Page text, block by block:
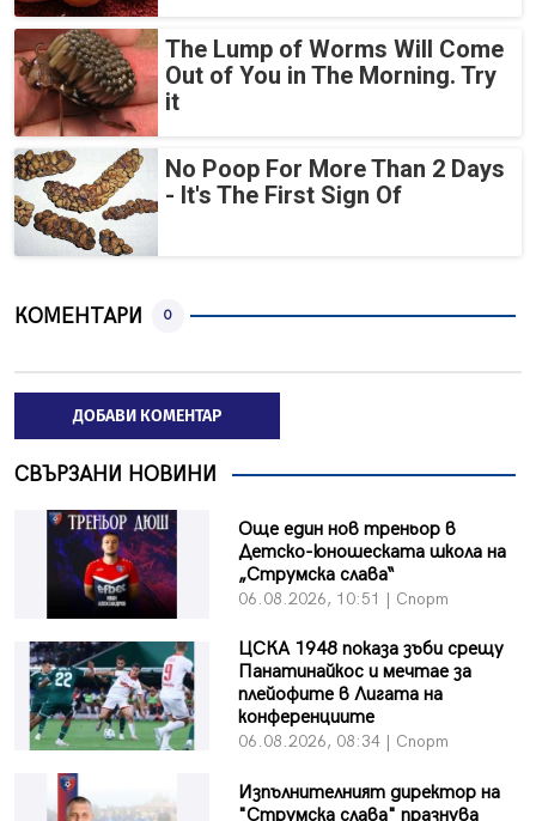
The Lump of Worms Will Come
Out of You in The Morning. Try
it
No Poop For More Than 2 Days
- It's The First Sign Of
КОМЕНТАРИ 0
ДОБАВИ КОМЕНТАР
СВЪРЗАНИ НОВИНИ
Още един нов треньор в
Детско-юношеската школа на
„Струмска слава“
06.08.2026, 10:51 | Спорт
ЦСКА 1948 показа зъби срещу
Панатинайкос и мечтае за
плейофите в Лигата на
конференциите
06.08.2026, 08:34 | Спорт
Изпълнителният директор на
"Струмска слава" празнува